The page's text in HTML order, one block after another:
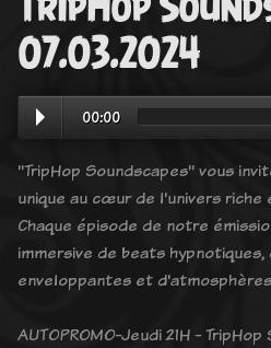
07.03.2024
00:00
"TripHop Soundscapes" vous
unique au cœur de l'univers
Chaque épisode de notre
immersive de beats
enveloppantes et
AUTOPROMO-Jeudi 21H -